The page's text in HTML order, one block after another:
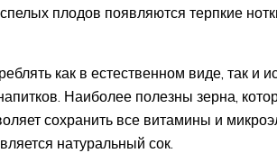
плодов появляются терпкие
как в естественном виде, так и
Наиболее полезны зерна,
сохранить все витамины и
натуральный сок.